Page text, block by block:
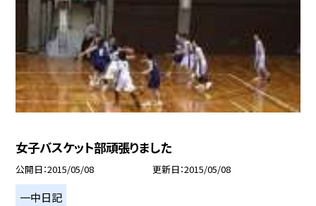
女子バスケット部頑張りました
公開日 2015/05/08 更新日 2015/05/08
一中日記